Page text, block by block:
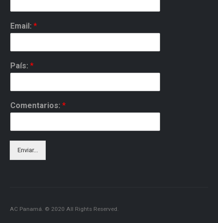
Email: *
País: *
Comentarios: *
Enviar...
AC Panamá. © 2020 All Rights Reserved.